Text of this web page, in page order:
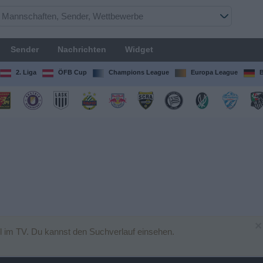
Sender Nachrichten Widget
2. Liga ÖFB Cup Champions League Europa League
TV. Du kannst den Suchverlauf einsehen.